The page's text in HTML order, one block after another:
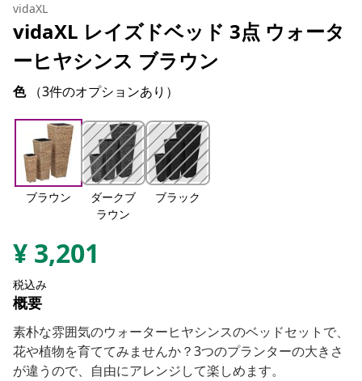
vidaXL
vidaXL レイズドベッド 3点 ウォータ
ーヒヤシンス ブラウン
色 （3件のオプションあり）
ブラウン
ダークブ
ラウン
ブラック
¥ 3,201
税込み
概要
素朴な雰囲気のウォーターヒヤシンスのベッドセットで、
花や植物を育ててみませんか？3つのプランターの大きさ
が違うので、自由にアレンジして楽しめます。